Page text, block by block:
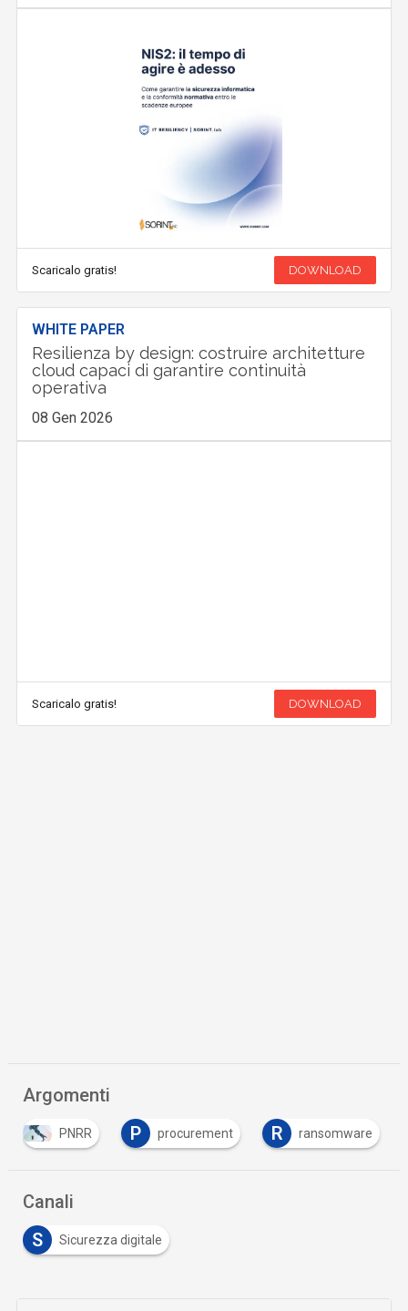
Scaricalo gratis! DOWNLOAD
WHITE PAPER
Resilienza by design: costruire architetture
cloud capaci di garantire continuità
operativa
08 Gen 2026
Scaricalo gratis! DOWNLOAD
Argomenti
PNRR P procurement R ransomware
Canali
S
Sicurezza digitale